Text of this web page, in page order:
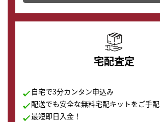
の購入もできます♪
宅配査定
自宅で3分カンタン申込み
配送でも安全な無料宅配キットをご手配
最短即日入金！